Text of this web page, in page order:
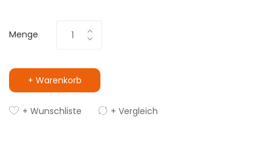
Menge
+ Warenkorb
+ Wunschliste + Vergleich